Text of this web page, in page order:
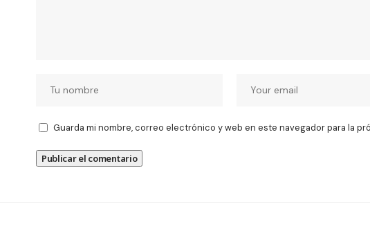
Guarda mi nombre, correo electrónico y web en este navegador para la